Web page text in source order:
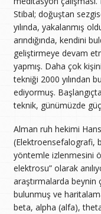
Stibal; doğuştan
yılında, yakalanmış
arındığında, kendini
geliştirmeye devam
yapmış. Daha çok
tekniği 2000 yılından
ediyormuş.
teknik, günümüzde
Alman ruh hekimi Hans
(Elektroensefalografi,
yöntemle izlenmesini
elektrosu” olarak
araştırmalarda beynin
bulunmuş ve
beta, alpha (alfa),